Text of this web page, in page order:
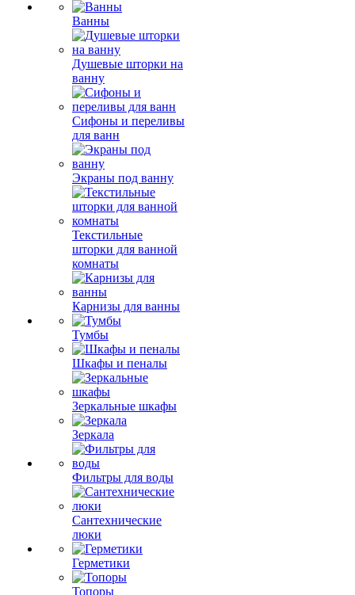
Ванны
Душевые шторки на
ванну
Сифоны и переливы
для ванн
Экраны под ванну
Текстильные
шторки для ванной
комнаты
Карнизы для ванны
Тумбы
Шкафы и пеналы
Зеркальные шкафы
Зеркала
Фильтры для воды
Сантехнические
люки
Герметики
Топоры